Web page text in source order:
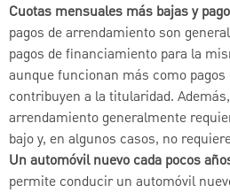
Cuotas mensuales más bajas y
pagos de arrendamiento son
pagos de financiamiento para la
aunque funcionan más como
contribuyen a la titularidad.
arrendamiento generalmente
bajo y, en algunos casos, no
Un automóvil nuevo cada pocos
permite conducir un automóvil